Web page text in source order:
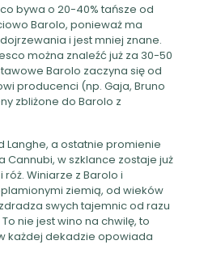
bywa o 20-40% tańsze od
Barolo, ponieważ ma
i jest mniej znane.
można znaleźć już za 30-50
Barolo zaczyna się od
producenci (np. Gaja, Bruno
zbliżone do Barolo z
Langhe, a ostatnie promienie
w szklance zostaje już
Winiarze z Barolo i
ziemią, od wieków
swych tajemnic od razu
nie jest wino na chwilę, to
każdej dekadzie opowiada